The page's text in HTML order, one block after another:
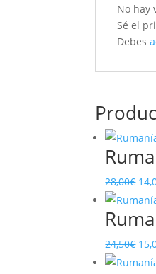
No hay
Sé el
Debes
28,00€ El
24,50€ El